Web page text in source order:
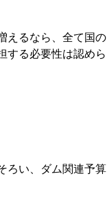
えるなら、全て国の
する必要性は認めら
ろい、ダム関連予算